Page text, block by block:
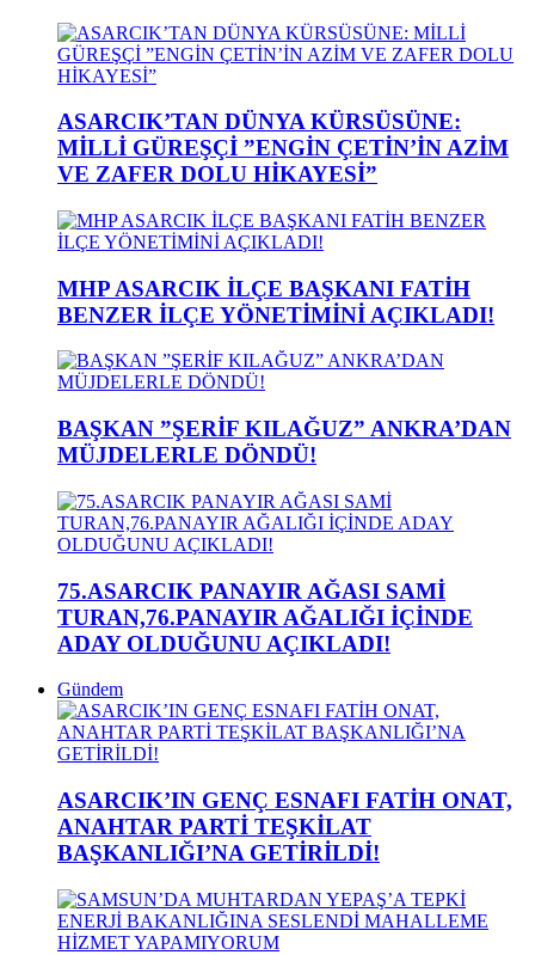
ASARCIK’TAN DÜNYA KÜRSÜSÜNE:
MİLLİ GÜREŞÇİ ”ENGİN ÇETİN’İN AZİM
VE ZAFER DOLU HİKAYESİ”
MHP ASARCIK İLÇE BAŞKANI FATİH
BENZER İLÇE YÖNETİMİNİ AÇIKLADI!
BAŞKAN ”ŞERİF KILAĞUZ” ANKRA’DAN
MÜJDELERLE DÖNDÜ!
75.ASARCIK PANAYIR AĞASI SAMİ
TURAN,76.PANAYIR AĞALIĞI İÇİNDE
ADAY OLDUĞUNU AÇIKLADI!
Gündem
ASARCIK’IN GENÇ ESNAFI FATİH ONAT,
ANAHTAR PARTİ TEŞKİLAT
BAŞKANLIĞI’NA GETİRİLDİ!